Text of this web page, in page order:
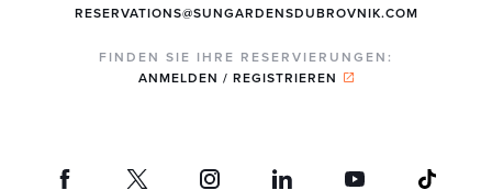
RESERVATIONS@SUNGARDENSDUBROVNIK.COM
FINDEN SIE IHRE RESERVIERUNGEN:
ANMELDEN / REGISTRIEREN